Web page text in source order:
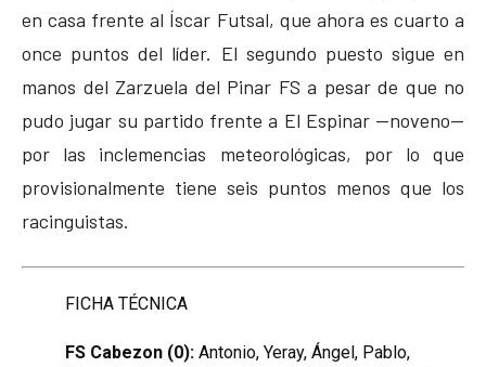
en casa frente al Íscar Futsal, que ahora es cuarto a
once puntos del líder. El segundo puesto sigue en
manos del Zarzuela del Pinar FS a pesar de que no
pudo jugar su partido frente a El Espinar —noveno—
por las inclemencias meteorológicas, por lo que
provisionalmente tiene seis puntos menos que los
racinguistas.
FICHA TÉCNICA
FS Cabezon (0): Antonio, Yeray, Ángel, Pablo,